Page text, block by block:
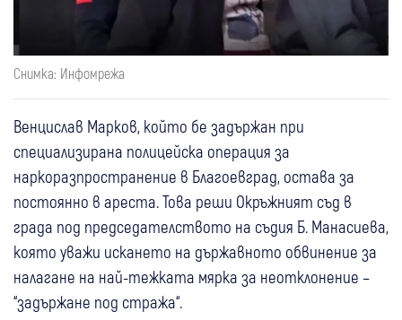
Снимка: Инфомрежа
Венцислав Марков, който бе задържан при
специализирана полицейска операция за
наркоразпространение в Благоевград, остава за
постоянно в ареста. Това реши Окръжният съд в
града под председателството на съдия Б. Манасиева,
която уважи искането на държавното обвинение за
налагане на най-тежката мярка за неотклонение –
“задържане под стража“.